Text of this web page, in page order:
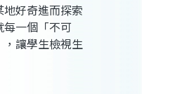
好奇進而探索
一個「不可
讓學生檢視生